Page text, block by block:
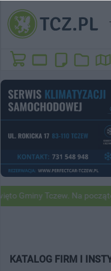
Gminy Tczew. Na
KATALOG FIRM I